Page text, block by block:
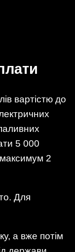
вартістю до
5 000
2
Для
а вже потім